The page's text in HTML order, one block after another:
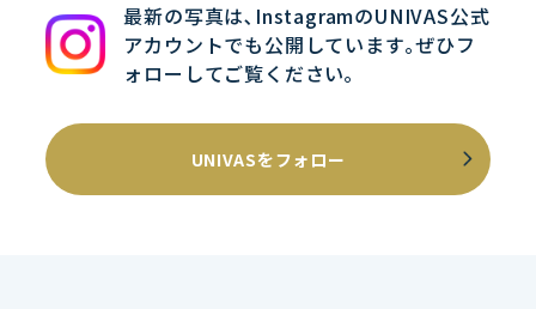
最新の写真は､InstagramのUNIVAS公式
アカウントでも公開しています｡ぜひフ
ォローしてご覧ください｡
UNIVASをフォロー